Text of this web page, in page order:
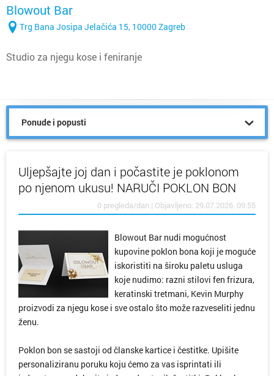
Blowout Bar
Trg Bana Josipa Jelačića 15, 10000 Zagreb
Studio za njegu kose i feniranje
Ponude i popusti
Uljepšajte joj dan i počastite je poklonom
po njenom ukusu! NARUČI POKLON BON
0 pregleda/dan | Objavljeno: 29.07.2026. 09:55
Blowout Bar nudi mogućnost
kupovine poklon bona koji je moguće
iskoristiti na široku paletu usluga
koje nudimo: razni stilovi fen frizura,
keratinski tretmani, Kevin Murphy
proizvodi za njegu kose i sve ostalo što može razveseliti jednu
ženu.
Poklon bon se sastoji od članske kartice i čestitke. Upišite
personaliziranu poruku koju ćemo za vas isprintati ili